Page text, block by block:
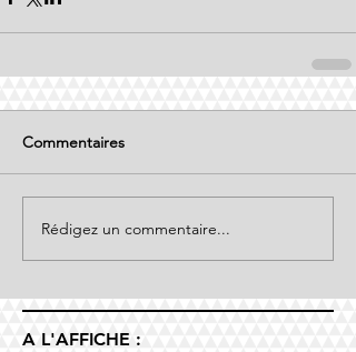
Commentaires
Rédigez un commentaire...
A L'AFFICHE :